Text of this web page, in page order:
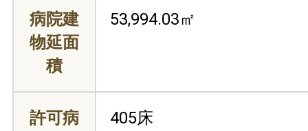
病院建
物延面
積
53,994.03㎡
許可病
405床